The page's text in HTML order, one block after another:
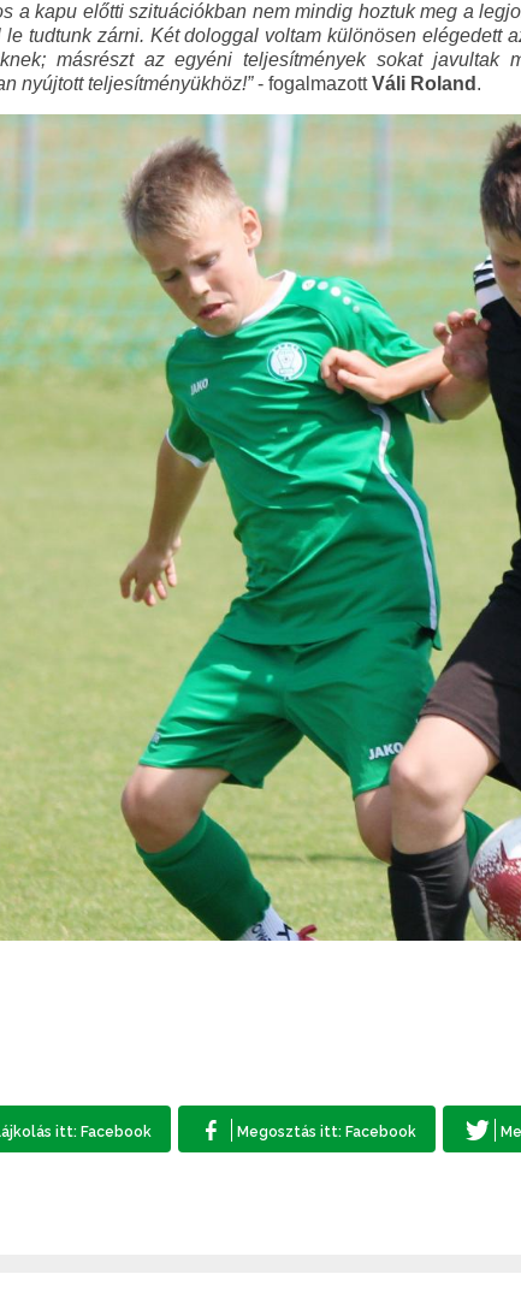
a kapu előtti szituációkban nem mindig hoztuk meg a
tudtunk zárni. Két dologgal voltam különösen
másrészt az egyéni teljesítmények sokat
nyújtott teljesítményükhöz!”- fogalmazottVáli Roland .